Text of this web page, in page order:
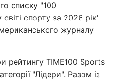
списку "100
спорту за 2026 рік"
журналу
рейтингу TIME100 Sports
"Лідери". Разом із